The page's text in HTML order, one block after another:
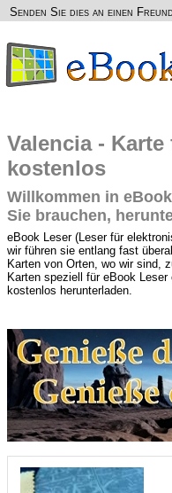
Senden Sie dies an einen Freund
Valencia -
kostenlos
Willkommen in
Sie brauchen,
eBook Leser (Leser für
wir führen sie entlang fast
Karten von Orten, wo wir sind,
Karten speziell für eBook
kostenlos herunterladen.